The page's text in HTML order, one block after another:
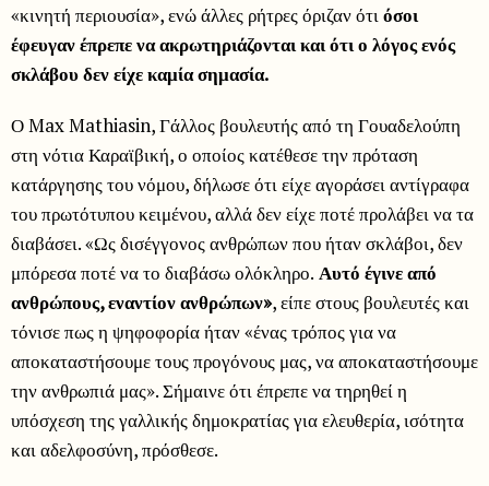
«κινητή περιουσία», ενώ άλλες ρήτρες όριζαν ότιόσοι
έφευγαν έπρεπε να ακρωτηριάζονται και ότι ο λόγος ενός
σκλάβου δεν είχε καμία σημασία.
Ο Max Mathiasin, Γάλλος βουλευτής από τη Γουαδελούπη
στη νότια Καραϊβική, ο οποίος κατέθεσε την πρόταση
κατάργησης του νόμου, δήλωσε ότι είχε αγοράσει αντίγραφα
του πρωτότυπου κειμένου, αλλά δεν είχε ποτέ προλάβει να τα
διαβάσει. «Ως δισέγγονος ανθρώπων που ήταν σκλάβοι, δεν
μπόρεσα ποτέ να το διαβάσω ολόκληρο. Αυτό έγινε από
ανθρώπους, εναντίον ανθρώπων», είπε στους βουλευτές και
τόνισε πως η ψηφοφορία ήταν «ένας τρόπος για να
αποκαταστήσουμε τους προγόνους μας, να αποκαταστήσουμε
την ανθρωπιά μας». Σήμαινε ότι έπρεπε να τηρηθεί η
υπόσχεση της γαλλικής δημοκρατίας για ελευθερία, ισότητα
και αδελφοσύνη, πρόσθεσε.